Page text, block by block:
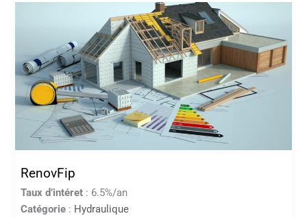
RenovFip
Taux d’intéret : 6.5%/an
Catégorie : Hydraulique